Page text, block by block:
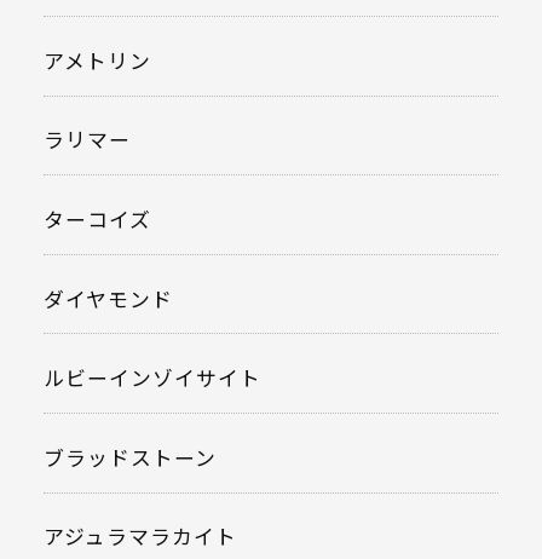
アメトリン
ラリマー
ターコイズ
ダイヤモンド
ルビーインゾイサイト
ブラッドストーン
アジュラマラカイト